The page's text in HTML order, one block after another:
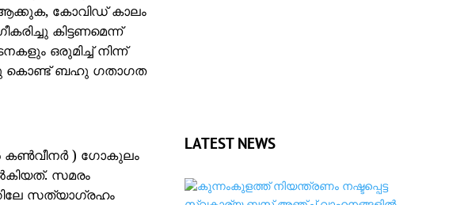
ആക്കുക, കോവിഡ് കാലം
കിട്ടണമെന്ന്
ഒരുമിച്ച് നിന്ന്
കൊണ്ട് ബഹു ഗതാഗത
കൺവീനർ ) ഗോകുലം
സമരം
സത്യാഗ്രഹം
LATEST NEWS